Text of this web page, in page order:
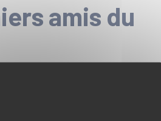
amis du